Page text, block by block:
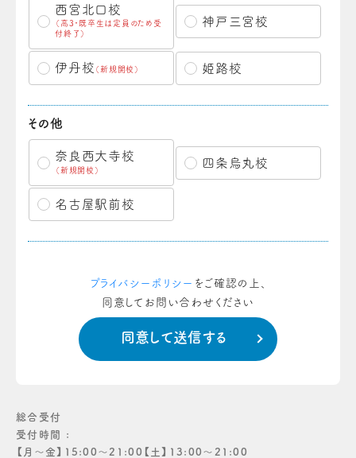
西宮北口校
（高3・既卒生は定員のため受
付終了）
神戸三宮校
伊丹校 （新規開校） 姫路校
その他
奈良西大寺校
（新規開校）
四条烏丸校
名古屋駅前校
プライバシーポリシー をご確認の上、
同意してお問い合わせください
総合受付
受付時間 :
【月〜金】15:00〜21:00【土】13:00〜21:00